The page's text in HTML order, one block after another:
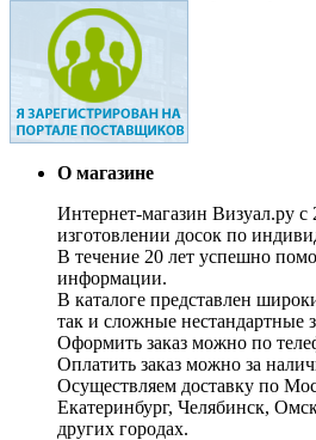
О магазине
Интернет-магазин Визуал.ру
изготовлении досок по
В течение 20 лет успешно
информации.
В каталоге представлен
так и сложные нестандартные
Оформить заказ можно по
Оплатить заказ можно за
Осуществляем доставку по
Екатеринбург, Челябинск,
других городах.